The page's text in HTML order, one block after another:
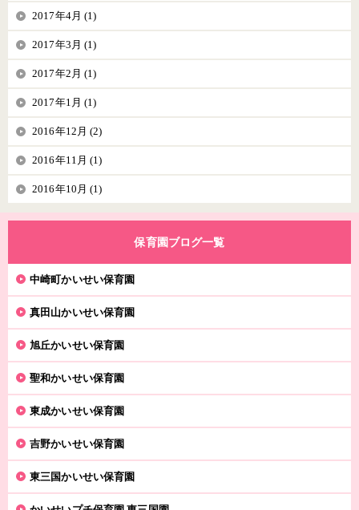
2017年4月 (1)
2017年3月 (1)
2017年2月 (1)
2017年1月 (1)
2016年12月 (2)
2016年11月 (1)
2016年10月 (1)
保育園ブログ一覧
中崎町かいせい保育園
真田山かいせい保育園
旭丘かいせい保育園
聖和かいせい保育園
東成かいせい保育園
吉野かいせい保育園
東三国かいせい保育園